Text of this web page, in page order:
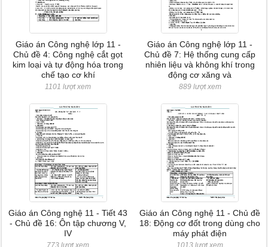
Giáo án Công nghệ lớp 11 -
Chủ đề 4: Công nghệ cắt gọt
kim loại và tự động hóa trong
chế tạo cơ khí
1101 lượt xem
Giáo án Công nghệ lớp 11 -
Chủ đề 7: Hệ thống cung cấp
nhiên liệu và không khí trong
động cơ xăng và
889 lượt xem
Giáo án Công nghệ 11 - Tiết 43
- Chủ đề 16: Ôn tập chương V,
IV
773 lượt xem
Giáo án Công nghệ 11 - Chủ đề
18: Động cơ đốt trong dùng cho
máy phát điện
1013 lượt xem